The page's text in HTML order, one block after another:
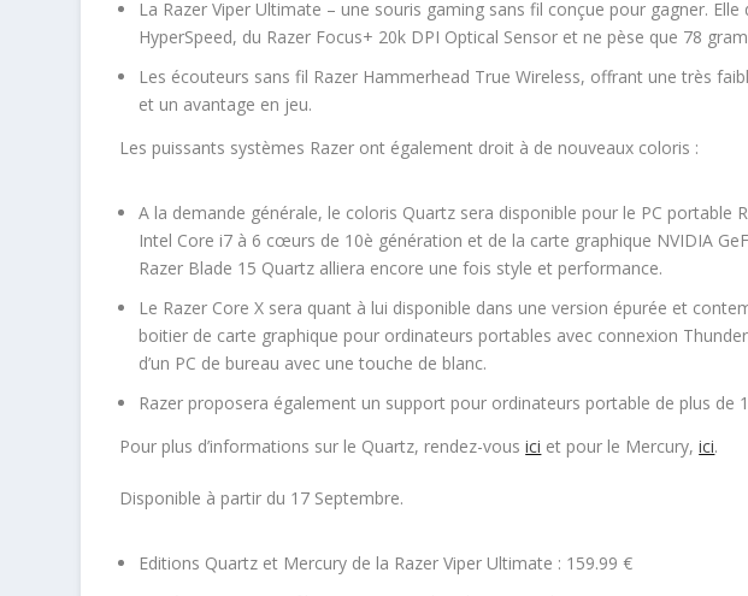
La Razer Viper Ultimate – une souris gaming sans fil conçue pour gagner.
HyperSpeed, du Razer Focus+ 20k DPI Optical Sensor et ne pèse que 78
Les écouteurs sans fil Razer Hammerhead True Wireless, offrant une très
et un avantage en jeu.
Les puissants systèmes Razer ont également droit à de nouveaux coloris :
A la demande générale, le coloris Quartz sera disponible pour le PC portable
Intel Core i7 à 6 cœurs de 10è génération et de la carte graphique NVIDIA
Razer Blade 15 Quartz alliera encore une fois style et performance.
Le Razer Core X sera quant à lui disponible dans une version épurée et
boitier de carte graphique pour ordinateurs portables avec connexion
d’un PC de bureau avec une touche de blanc.
Razer proposera également un support pour ordinateurs portable de plus de
Pour plus d’informations sur le Quartz, rendez-vousici et pour le Mercury,ici.
Disponible à partir du 17 Septembre.
Editions Quartz et Mercury de la Razer Viper Ultimate : 159.99 €